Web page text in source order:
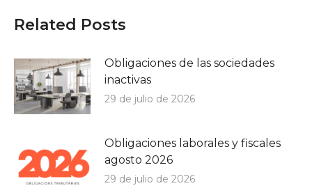
Related Posts
Obligaciones de las sociedades
inactivas
29 de julio de 2026
Obligaciones laborales y fiscales
agosto 2026
29 de julio de 2026